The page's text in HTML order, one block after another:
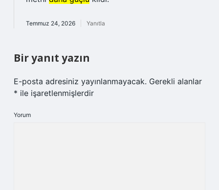
Temmuz 24, 2026 Yanıtla
Bir yanıt yazın
E-posta adresiniz yayınlanmayacak. Gerekli alanlar
* ile işaretlenmişlerdir
Yorum